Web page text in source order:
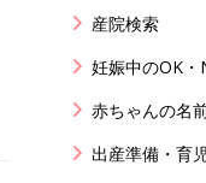
産院検索
妊娠中のOK・
赤ちゃんの名
出産準備・育